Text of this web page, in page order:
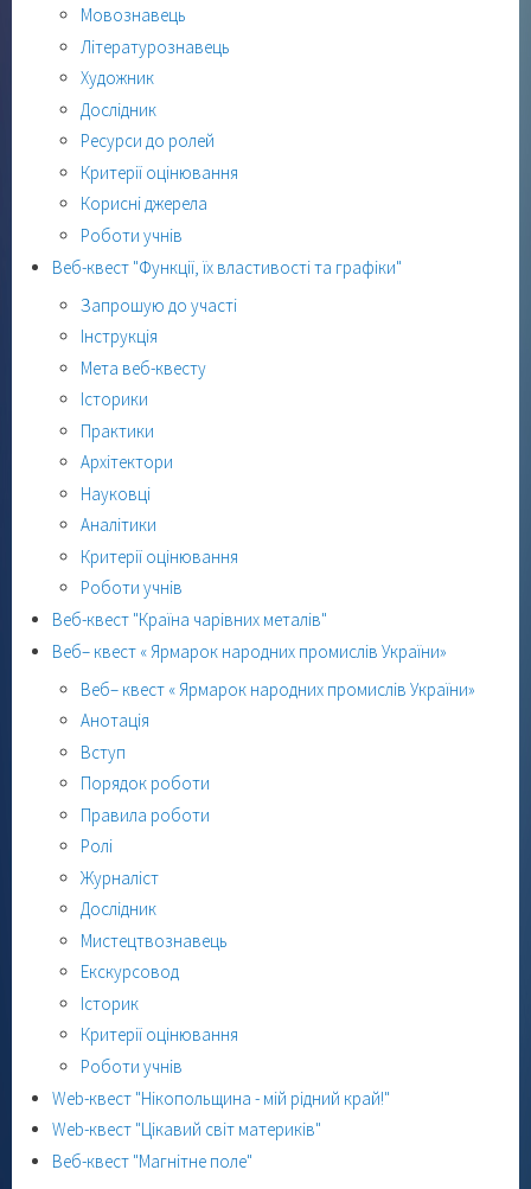
Мовознавець
Літературознавець
Художник
Дослідник
Ресурси до ролей
Критерії оцінювання
Корисні джерела
Роботи учнів
Веб-квест "Функції, їх властивості та графіки"
Запрошую до участі
Інструкція
Мета веб-квесту
Історики
Практики
Архітектори
Науковці
Аналітики
Критерії оцінювання
Роботи учнів
Веб-квест "Країна чарівних металів"
Веб– квест « Ярмарок народних промислів України»
Веб– квест « Ярмарок народних промислів України»
Анотація
Вступ
Порядок роботи
Правила роботи
Ролі
Журналіст
Дослідник
Мистецтвознавець
Екскурсовод
Історик
Критерії оцінювання
Роботи учнів
Web-квест "Нікопольщина - мій рідний край!"
Web-квест "Цікавий світ материків"
Веб-квест "Магнітне поле"